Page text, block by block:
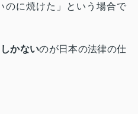
のに焼けた」という場合で
かないのが日本の法律の仕